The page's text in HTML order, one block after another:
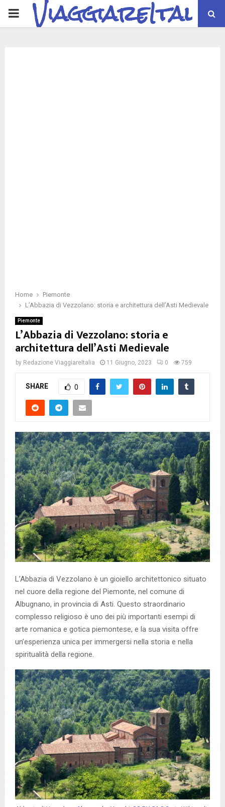
PRIMARYViaggiareItalia
Home
Piemonte
L’Abbazia di Vezzolano: storia e architettura dell’Asti Medievale
Piemonte
L’Abbazia di Vezzolano: storia e
architettura dell’Asti Medievale
by Redazione ViaggiareItalia 11 Giugno, 2023 0 759
SHARE 0
L’Abbazia di Vezzolano è un gioiello architettonico situato
nel cuore della regione del Piemonte, nel comune di
Albugnano, in provincia di Asti. Questo straordinario
complesso religioso è uno dei più importanti esempi di
arte romanica e gotica piemontese, e la sua visita offre
un’esperienza unica per immergersi nella storia e nella
spiritualità della regione.